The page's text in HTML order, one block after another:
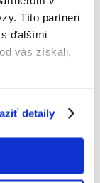
Títo partneri
ďalšími
vás získali,
detaily
moč a
struvitových
kameňov. Jeho
ciest.
sa odporúča
struvitových
tvorby